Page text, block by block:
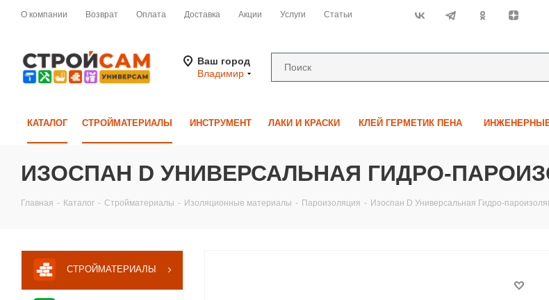
О компании Возврат Оплата Доставка Акции Услуги Статьи
Ваш город
Владимир
КАТАЛОГ СТРОЙМАТЕРИАЛЫ ИНСТРУМЕНТ ЛАКИ И КРАСКИ КЛЕЙ ГЕРМЕТИК ПЕНА
ИЗОСПАН D УНИВЕРСАЛЬНАЯ ГИДРО-
Главная - Каталог - Стройматериалы - Изоляционные материалы - Пароизоляция - Изоспан D Универсальная Гидро-
СТРОЙМАТЕРИАЛЫ